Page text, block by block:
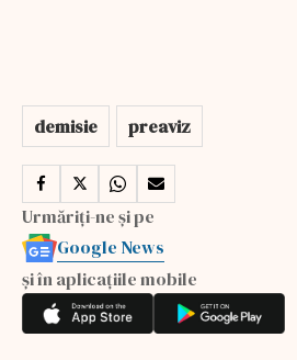
demisie preaviz
Urmăriți-ne și pe
Google News
și în aplicațiile mobile